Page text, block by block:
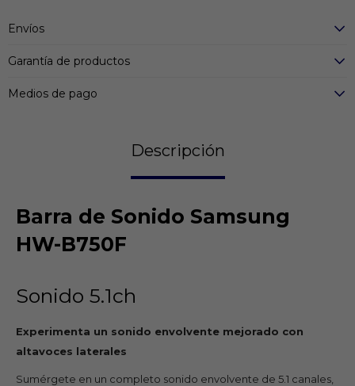
Envíos
Garantía de productos
Medios de pago
Descripción
Barra de Sonido Samsung
HW-B750F
Sonido 5.1ch
Experimenta un sonido envolvente mejorado con
altavoces laterales
Sumérgete en un completo sonido envolvente de 5.1 canales,